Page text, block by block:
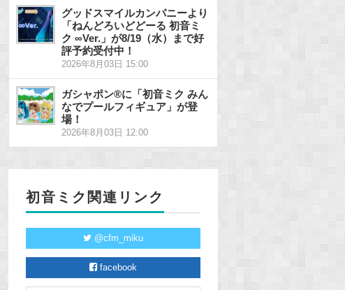
グッドスマイルカンパニーより
「ねんどろいどどーる 初音ミ
ク ∞Ver.」が8/19（水）まで好
評予約受付中！
2026年8月03日 15:00
ガシャポン®に「初音ミク みん
なでプールフィギュア」が登
場！
2026年8月03日 12:00
初音ミク関連リンク
@cfm_miku
facebook